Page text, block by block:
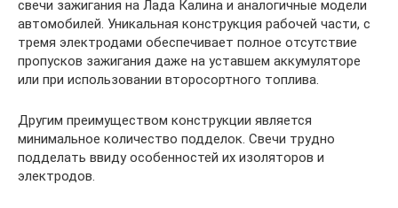
свечи зажигания на Лада Калина и аналогичные модели
автомобилей. Уникальная конструкция рабочей части, с
тремя электродами обеспечивает полное отсутствие
пропусков зажигания даже на уставшем аккумуляторе
или при использовании второсортного топлива.
Другим преимуществом конструкции является
минимальное количество подделок. Свечи трудно
подделать ввиду особенностей их изоляторов и
электродов.